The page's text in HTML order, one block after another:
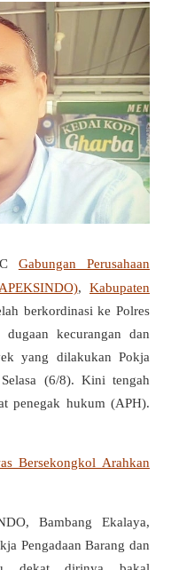
Gabungan Perusahaan
, Kabupaten
berkordinasi ke Polres
kecurangan dan
yang dilakukan Pokja
(6/8). Kini tengah
penegak hukum (APH).
Bersekongkol Arahkan
Bambang Ekalaya,
Pengadaan Barang dan